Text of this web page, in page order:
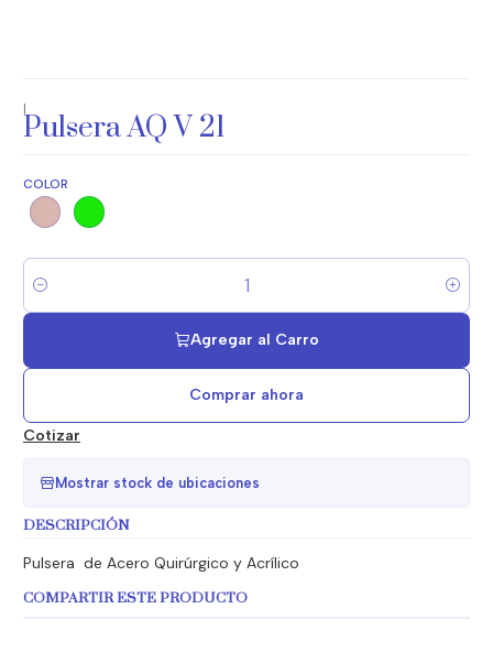
|
Pulsera AQ V 21
COLOR
Cantidad
Agregar al Carro
Comprar ahora
Cotizar
Mostrar stock de ubicaciones
DESCRIPCIÓN
Pulsera de Acero Quirúrgico y Acrílico
COMPARTIR ESTE PRODUCTO